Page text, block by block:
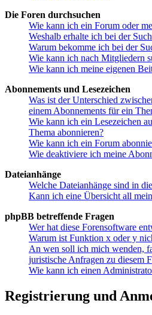
Die Foren durchsuchen
Wie kann ich ein Forum oder
Weshalb erhalte ich bei der
Warum bekomme ich bei der
Wie kann ich nach Mitgliedern
Wie kann ich meine eigenen
Abonnements und Lesezeichen
Was ist der Unterschied
einem Abonnements für ein
Wie kann ich ein Lesezeichen
Thema abonnieren?
Wie kann ich ein Forum
Wie deaktiviere ich meine
Dateianhänge
Welche Dateianhänge sind in
Kann ich eine Übersicht all
phpBB betreffende Fragen
Wer hat diese Forensoftware
Warum ist Funktion x oder y
An wen soll ich mich wenden,
juristische Anfragen zu diesem
Wie kann ich einen
Registrierung und